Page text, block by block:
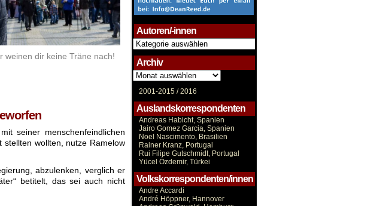
weinen dir keine Träne nach!
seiner menschenfeindlichen
wollten, nutze Ramelow
abzulenken, verglich er
betitelt, das sei auch nicht
Autoren/-innen
Autoren/-
innen
Archiv
Archiv
2001-2015 /2016
Auslandskorrespondenten
Andreas Habicht, Spanien
Jairo Gomez Garcia, Spanien
Noel Nascimento, Brasilien
Rainer Kranz, Portugal
Rui Filipe Gutschmidt, Portugal
Yücel Özdemir, Türkei
Volkskorrespondenten/innen
Andre Accardi
André Höppner, Hannover